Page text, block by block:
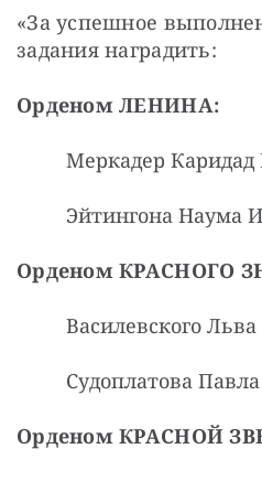
«За успешное
задания наградить:
Орденом ЛЕНИНА:
Меркадер Каридад
Эйтингона Наума
Орденом КРАСНОГО
Василевского
Судоплатова
Орденом КРАСНОЙ